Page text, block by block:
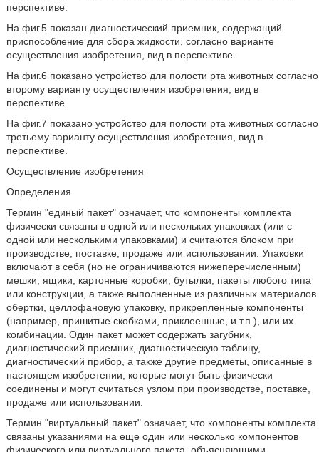
перспективе.
На фиг.5 показан диагностический приемник, содержащий
приспособление для сбора жидкости, согласно варианте
осуществления изобретения, вид в перспективе.
На фиг.6 показано устройство для полости рта животных согласно
второму варианту осуществления изобретения, вид в
перспективе.
На фиг.7 показано устройство для полости рта животных согласно
третьему варианту осуществления изобретения, вид в
перспективе.
Осуществление изобретения
Определения
Термин "единый пакет" означает, что компоненты комплекта
физически связаны в одной или нескольких упаковках (или с
одной или несколькими упаковками) и считаются блоком при
производстве, поставке, продаже или использовании. Упаковки
включают в себя (но не ограничиваются нижеперечисленным)
мешки, ящики, картонные коробки, бутылки, пакеты любого типа
или конструкции, а также выполненные из различных материалов
обертки, целлофановую упаковку, прикрепленные компоненты
(например, пришитые скобками, приклеенные, и т.п.), или их
комбинации. Один пакет может содержать загубник,
диагностический приемник, диагностическую таблицу,
диагностический прибор, а также другие предметы, описанные в
настоящем изобретении, которые могут быть физически
соединены и могут считаться узлом при производстве, поставке,
продаже или использовании.
Термин "виртуальный пакет" означает, что компоненты комплекта
связаны указаниями на еще один или несколько компонентов